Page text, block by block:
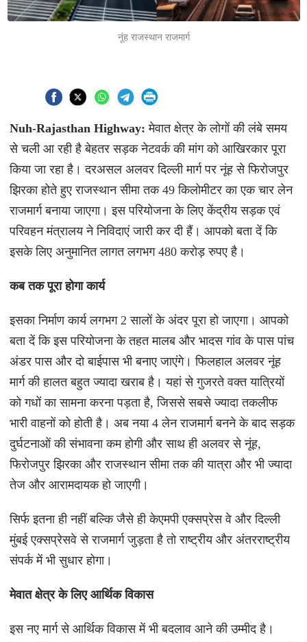
नूंह राजस्थान राजमार्ग
Nuh-Rajasthan Highway: मेवात क्षेत्र के लोगों की लंबे समय
से चली आ रही है बेहतर सड़क नेटवर्क की मांग को आखिरकार पूरा
किया जा रहा है। दरअसल अलवर दिल्ली मार्ग पर नूंह से फिरोजपुर
झिरका होते हुए राजस्थान सीमा तक 49 किलोमीटर का एक चार लेन
राजमार्ग बनाया जाएगा। इस परियोजना के लिए केंद्रीय सड़क एवं
परिवहन मंत्रालय ने निविदाएं जारी कर दी हैं। आपको बता दें कि
इसके लिए अनुमानित लागत लगभग 480 करोड़ रुपए है।
कब तक पूरा होगा कार्य
इसका निर्माण कार्य लगभग 2 सालों के अंदर पूरा हो जाएगा। आपको
बता दें कि इस परियोजना के तहत मालब और भादस गांव के पास पांच
अंडर पास और दो बाईपास भी बनाए जाएंगे। फिलहाल अलवर नूंह
मार्ग की हालत बहुत ज्यादा खराब है। यहां से गुजरते वक्त यात्रियों
को गधों का सामना करना पड़ता है, जिससे सबसे ज्यादा तकलीफ
भारी वाहनों को होती है। अब नया 4 लेन राजमार्ग बनने के बाद सड़क
दुर्घटनाओं की संभावना कम होगी और साथ ही अलवर से नूंह,
फिरोजपुर झिरका और राजस्थान सीमा तक की यात्रा और भी ज्यादा
तेज और आरामदायक हो जाएगी।
सिर्फ इतना ही नहीं बल्कि जैसे ही केएमपी एक्सप्रेस वे और दिल्ली
मुंबई एक्सप्रेसवे से राजमार्ग जुड़ता है तो राष्ट्रीय और अंतरराष्ट्रीय
संपर्क में भी सुधार होगा।
मेवात क्षेत्र के लिए आर्थिक विकास
इस नए मार्ग से आर्थिक विकास में भी बदलाव आने की उम्मीद है।